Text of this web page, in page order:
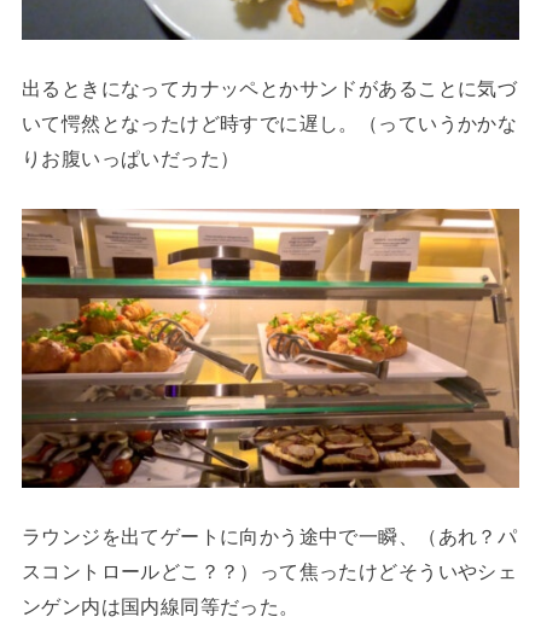
出るときになってカナッペとかサンドがあることに気づ
いて愕然となったけど時すでに遅し。（っていうかかな
りお腹いっぱいだった）
ラウンジを出てゲートに向かう途中で一瞬、（あれ？パ
スコントロールどこ？？）って焦ったけどそういやシェ
ンゲン内は国内線同等だった。